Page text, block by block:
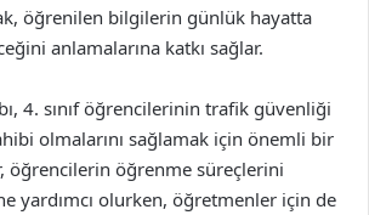
öğrenilen bilgilerin günlük hayatta
anlamalarına katkı sağlar.
4. sınıf öğrencilerinin trafik güvenliği
olmalarını sağlamak için önemli bir
öğrencilerin öğrenme süreçlerini
yardımcı olurken, öğretmenler için de